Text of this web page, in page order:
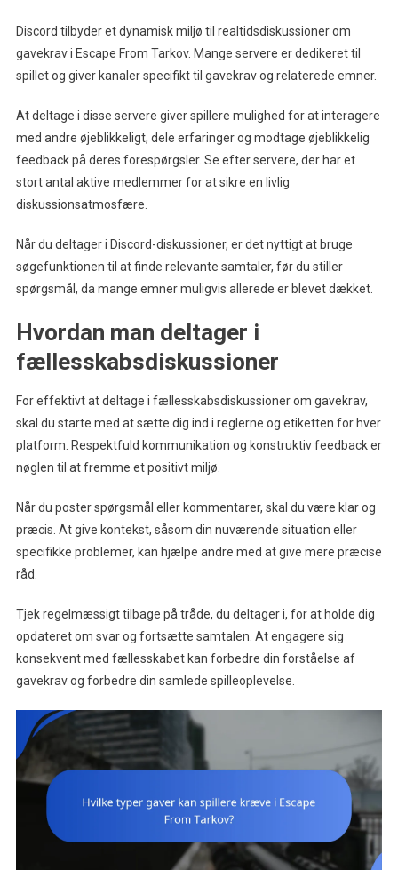
Discord tilbyder et dynamisk miljø til realtidsdiskussioner om
gavekrav i Escape From Tarkov. Mange servere er dedikeret til
spillet og giver kanaler specifikt til gavekrav og relaterede emner.
At deltage i disse servere giver spillere mulighed for at interagere
med andre øjeblikkeligt, dele erfaringer og modtage øjeblikkelig
feedback på deres forespørgsler. Se efter servere, der har et
stort antal aktive medlemmer for at sikre en livlig
diskussionsatmosfære.
Når du deltager i Discord-diskussioner, er det nyttigt at bruge
søgefunktionen til at finde relevante samtaler, før du stiller
spørgsmål, da mange emner muligvis allerede er blevet dækket.
Hvordan man deltager i
fællesskabsdiskussioner
For effektivt at deltage i fællesskabsdiskussioner om gavekrav,
skal du starte med at sætte dig ind i reglerne og etiketten for hver
platform. Respektfuld kommunikation og konstruktiv feedback er
nøglen til at fremme et positivt miljø.
Når du poster spørgsmål eller kommentarer, skal du være klar og
præcis. At give kontekst, såsom din nuværende situation eller
specifikke problemer, kan hjælpe andre med at give mere præcise
råd.
Tjek regelmæssigt tilbage på tråde, du deltager i, for at holde dig
opdateret om svar og fortsætte samtalen. At engagere sig
konsekvent med fællesskabet kan forbedre din forståelse af
gavekrav og forbedre din samlede spilleoplevelse.